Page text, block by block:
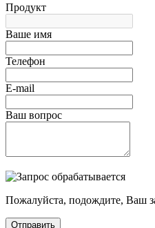
Продукт
Ваше имя
Телефон
E-mail
Ваш вопрос
Пожалуйста, подождите, Ваш
Отправить